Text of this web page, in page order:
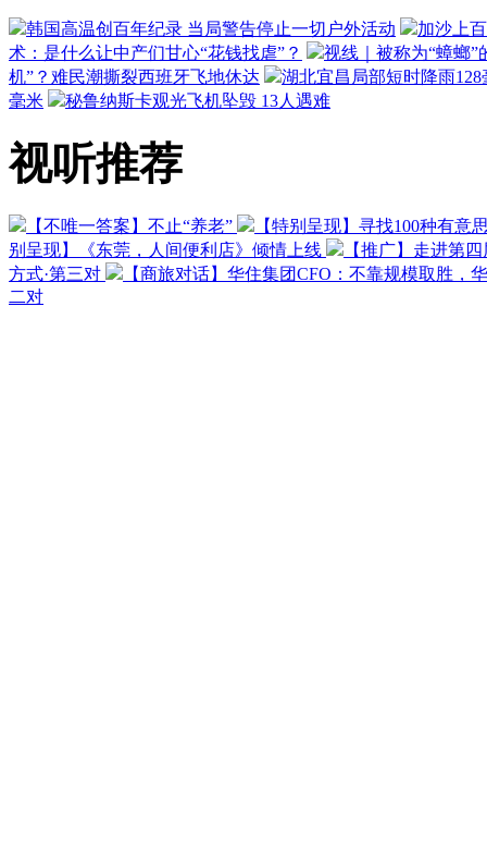
韩国高温创百年纪录 当局警告停止一切户外活动
加沙上
术：是什么让中产们甘心“花钱找虐”？
视线｜被称为“蟑螂
机”？难民潮撕裂西班牙飞地休达
湖北宜昌局部短时降雨
毫米
秘鲁纳斯卡观光飞机坠毁 13人遇难
视听推荐
【不唯一答案】不止“养老”
【特别呈现】寻找100种有意
别呈现】《东莞，人间便利店》倾情上线
【推广】走进第
方式·第三对
【商旅对话】华住集团CFO：不靠规模取胜，
二对